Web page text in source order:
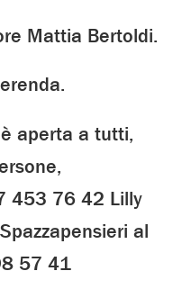
Mattia Bertoldi.
aperta a tutti,
453 76 42 Lilly
al
57 41